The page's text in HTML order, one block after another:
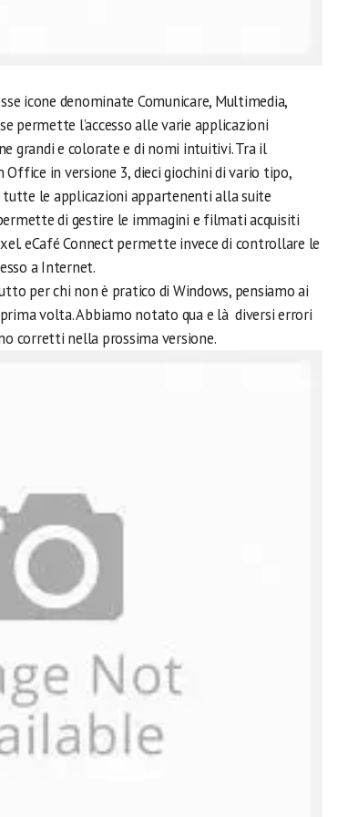
icone denominate Comunicare, Multimedia,
permette l’accesso alle varie applicazioni
grandi e colorate e di nomi intuitivi. Tra il
Office in versione 3, dieci giochini di vario tipo,
tutte le applicazioni appartenenti alla suite
di gestire le immagini e filmati acquisiti
eCafé Connect permette invece di controllare le
a Internet.
per chi non è pratico di Windows, pensiamo ai
volta. Abbiamo notato qua e là diversi errori
corretti nella prossima versione.